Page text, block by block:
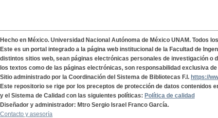
Hecho en México. Universidad Nacional Autónoma de México UNAM. Todos
Este es un portal integrado a la página web institucional de la Facultad de
distintos sitios web, sean páginas electrónicas personales de investigación o
los textos como de las páginas electrónicas, son responsabilidad exclusiva
Sitio administrado por la Coordinación del Sistema de Bibliotecas F.I. https://
Este repositorio se rige por los preceptos de protección de datos contenidos
y el Sistema de Calidad con las siguientes políticas: Política de calidad
Diseñador y administrador: Mtro Sergio Israel Franco García.
Contacto y asesoría